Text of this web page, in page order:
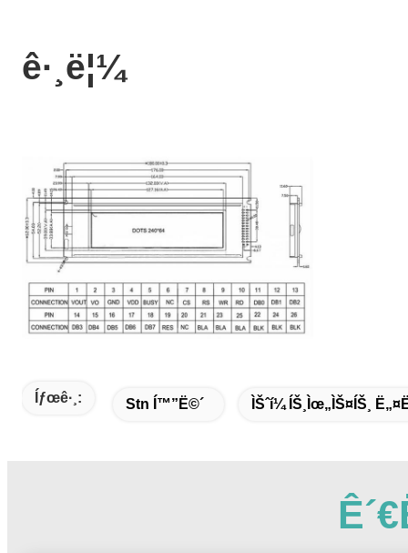
ê·¸ë¦¼
Íƒœê·¸: Stn Í™”ë©´ ÌŠˆí¼ ÍŠ¸ìœ„ìŠ¤íŠ¸